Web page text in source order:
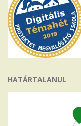
HATÁRTALANUL